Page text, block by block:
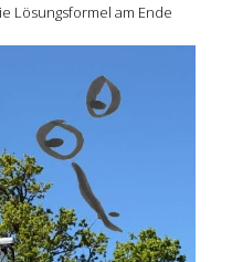
Lösungsformel am Ende